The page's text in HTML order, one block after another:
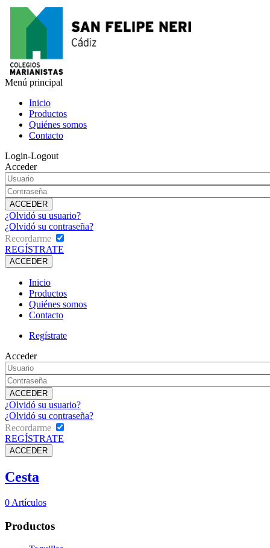
Menú principal
Inicio
Productos
Quiénes somos
Contacto
Login-Logout
Acceder
¿Olvidó su usuario?
¿Olvidó su contraseña?
Recordarme
REGÍSTRATE
Inicio
Productos
Quiénes somos
Contacto
Regístrate
Acceder
¿Olvidó su usuario?
¿Olvidó su contraseña?
Recordarme
REGÍSTRATE
Cesta
0 Artículos
Productos